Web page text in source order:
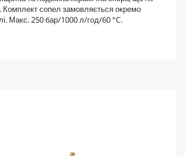
Комплект сопел замовляється окремо
Макс. 250 бар/1000 л/год/60 °C.